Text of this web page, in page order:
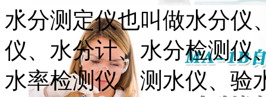
水分测定仪也叫做水分仪
仪、水分计、水分检测仪
水率检测仪、测水仪、验